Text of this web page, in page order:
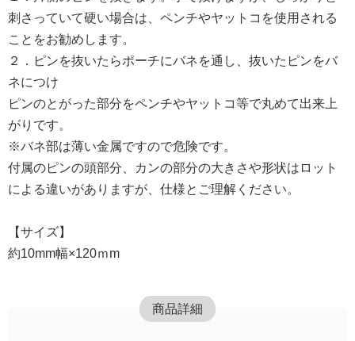
刺さっていて硬い場合は、ペンチやヤットコを使用される
ことをお勧めします。
２．ピンを抜いたらポーチにバネを通し、抜いたピンをバ
ネにつけ
ピンのとがった部分をペンチやヤットコ等で丸めて出来上
がりです。
※バネ部は薄い金属ですので危険です。
付属のピンの頭部分、カンの部分の大きさや形状はロット
による違いがありますが、仕様とご理解ください。
【サイズ】
約10mm幅×120ｍm
商品詳細